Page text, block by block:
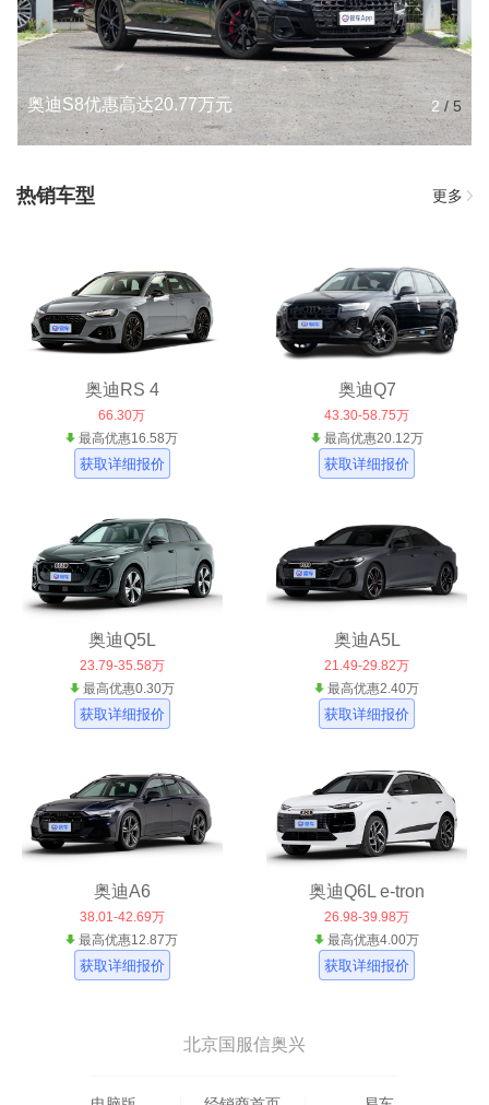
奥迪S8优惠高达20.77万元 2 /5
热销车型 更多
奥迪RS 4
66.30万
最高优惠16.58万
获取详细报价
奥迪Q7
43.30-58.75万
最高优惠20.12万
获取详细报价
奥迪Q5L
23.79-35.58万
最高优惠0.30万
获取详细报价
奥迪A5L
21.49-29.82万
最高优惠2.40万
获取详细报价
奥迪A6
38.01-42.69万
最高优惠12.87万
获取详细报价
奥迪Q6L e-tron
26.98-39.98万
最高优惠4.00万
获取详细报价
北京国服信奥兴